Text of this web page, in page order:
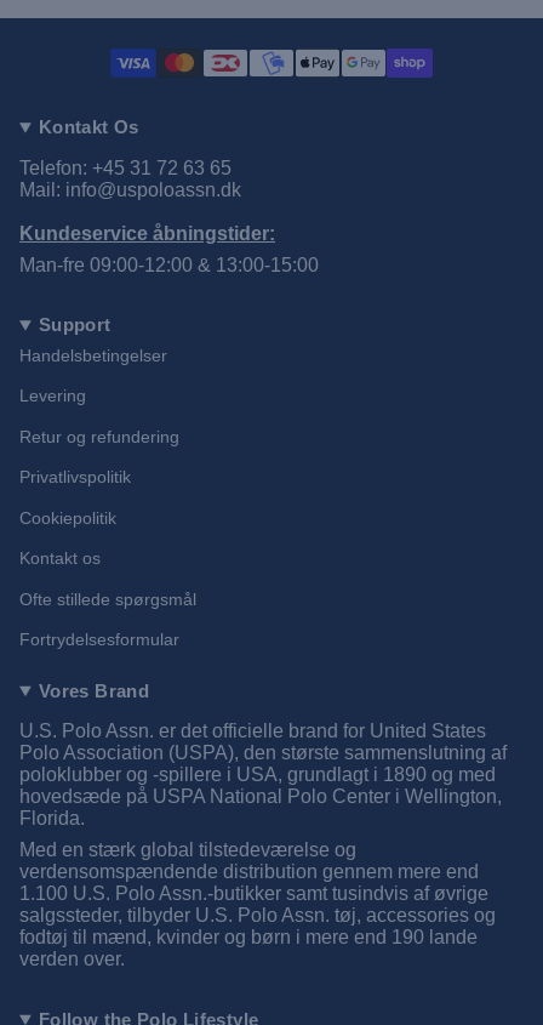
Kontakt Os
Telefon: +45 31 72 63 65
Mail: info@uspoloassn.dk
Kundeservice åbningstider:
Man-fre 09:00-12:00 & 13:00-15:00
Support
Handelsbetingelser
Levering
Retur og refundering
Privatlivspolitik
Cookiepolitik
Kontakt os
Ofte stillede spørgsmål
Fortrydelsesformular
Vores Brand
U.S. Polo Assn. er det officielle brand for United States
Polo Association (USPA), den største sammenslutning af
poloklubber og -spillere i USA, grundlagt i 1890 og med
hovedsæde på USPA National Polo Center i Wellington,
Florida.
Med en stærk global tilstedeværelse og
verdensomspændende distribution gennem mere end
1.100 U.S. Polo Assn.-butikker samt tusindvis af øvrige
salgssteder, tilbyder U.S. Polo Assn. tøj, accessories og
fodtøj til mænd, kvinder og børn i mere end 190 lande
verden over.
Follow the Polo Lifestyle